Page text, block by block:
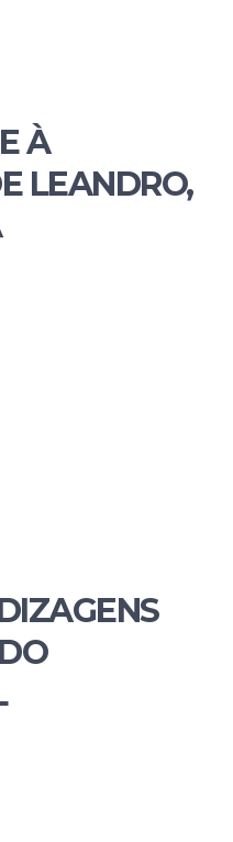
À
LEANDRO,